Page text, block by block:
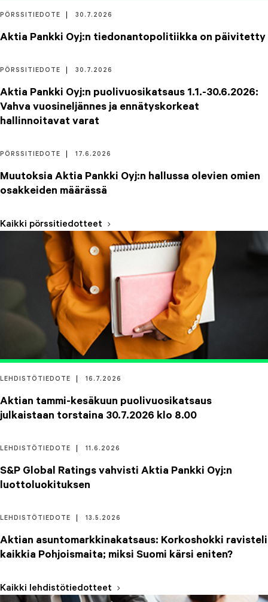
PÖRSSITIEDOTE 30.7.2026
Aktia Pankki Oyj:n tiedonantopolitiikka on päivitetty
PÖRSSITIEDOTE 30.7.2026
Aktia Pankki Oyj:n puolivuosikatsaus 1.1.-30.6.2026:
Vahva vuosineljännes ja ennätyskorkeat
hallinnoitavat varat
PÖRSSITIEDOTE 17.6.2026
Muutoksia Aktia Pankki Oyj:n hallussa olevien omien
osakkeiden määrässä
Kaikki pörssitiedotteet
LEHDISTÖTIEDOTE 16.7.2026
Aktian tammi-kesäkuun puolivuosikatsaus
julkaistaan torstaina 30.7.2026 klo 8.00
LEHDISTÖTIEDOTE 11.6.2026
S&P Global Ratings vahvisti Aktia Pankki Oyj:n
luottoluokituksen
LEHDISTÖTIEDOTE 13.5.2026
Aktian asuntomarkkinakatsaus: Korkoshokki ravisteli
kaikkia Pohjoismaita; miksi Suomi kärsi eniten?
Kaikki lehdistötiedotteet